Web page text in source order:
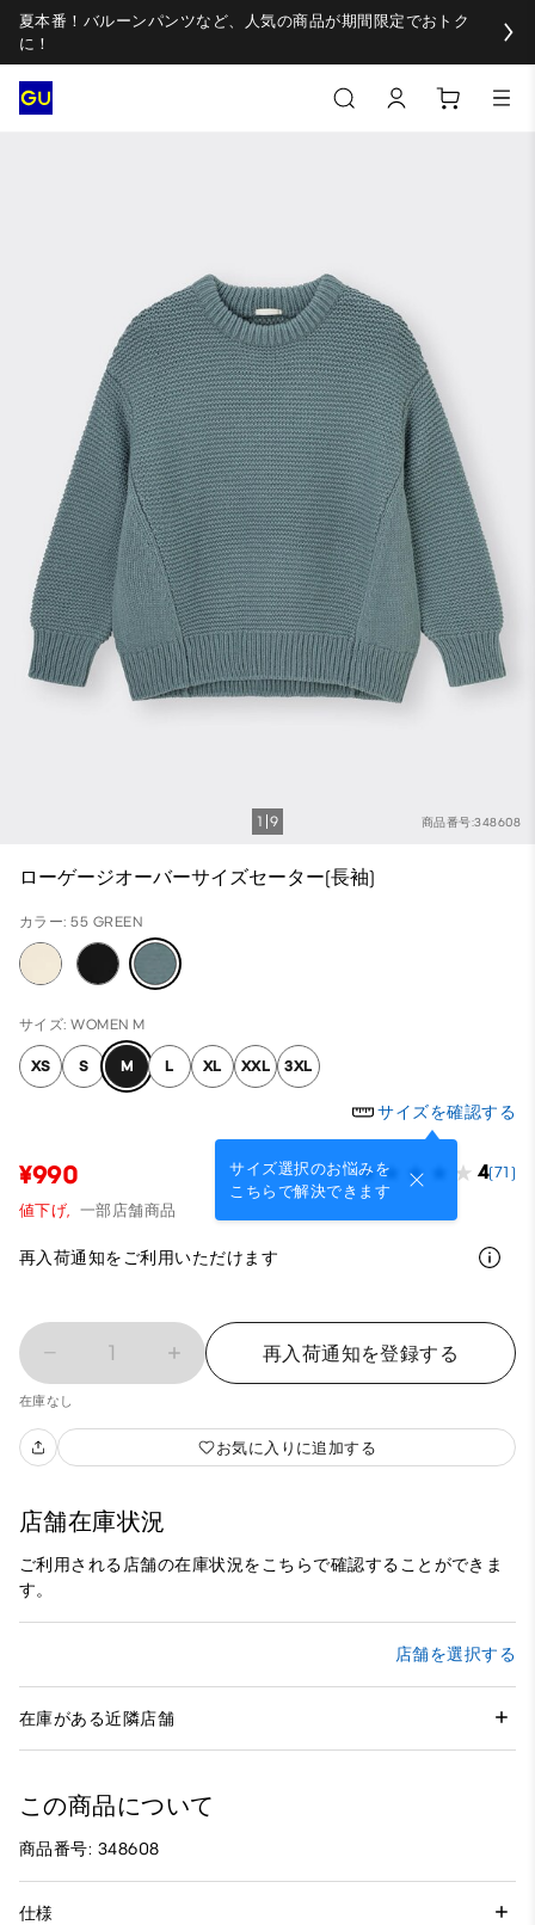
夏本番！バルーンパンツなど、人気の商品が期間限定でおトク
に！
商品番号:348608
1 9
ローゲージオーバーサイズセーター(長袖)
カラー: 55 GREEN
サイズ: WOMEN M
XS S M L XL XXL 3XL
サイズを確認する
サイズ選択のお悩みを
こちらで解決できます
¥990 4(71)
値下げ, 一部店舗商品
再入荷通知をご利用いただけます
1 再入荷通知を登録する
在庫なし
お気に入りに追加する
店舗在庫状況
ご利用される店舗の在庫状況をこちらで確認することができま
す。
店舗を選択する
在庫がある近隣店舗
この商品について
商品番号: 348608
仕様